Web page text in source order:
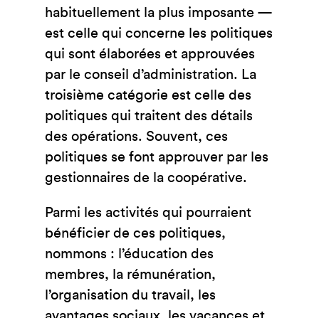
habituellement la plus imposante —
est celle qui concerne les politiques
qui sont élaborées et approuvées
par le conseil d’administration. La
troisième catégorie est celle des
politiques qui traitent des détails
des opérations. Souvent, ces
politiques se font approuver par les
gestionnaires de la coopérative.
Parmi les activités qui pourraient
bénéficier de ces politiques,
nommons : l’éducation des
membres, la rémunération,
l’organisation du travail, les